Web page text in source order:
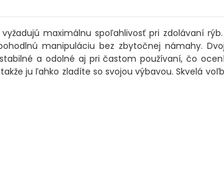
maximálnu spoľahlivosť pri zdolávaní
manipuláciu bez zbytočnej námahy.
a odolné aj pri častom používaní, čo
ju ľahko zladíte so svojou výbavou. Skvelá